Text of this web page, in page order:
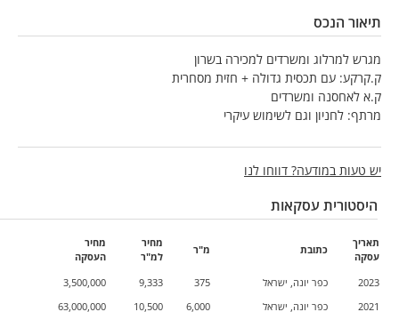
תיאור הנכס
מגרש למרלוג ומשרדים למכירה בשרון
ק.קרקע: עם תכסית גדולה + חזית מסחרית
ק.א לאחסנה ומשרדים
מרתף: לחניון וגם לשימוש עיקרי
יש טעות במודעה? דווחו לנו
היסטורית עסקאות
תאריך
עסקה
כתובת מ"ר
מחיר
למ"ר
מחיר
העסקה
2023
כפר יונה, ישראל 375
9,333
3,500,000
2021
כפר יונה, ישראל 6,000
10,500
63,000,000